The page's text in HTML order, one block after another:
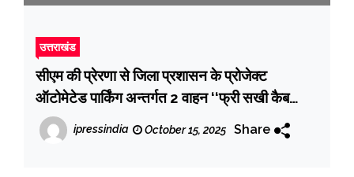
उत्तराखंड
सीएम की प्रेरणा से जिला प्रशासन के प्रोजेक्ट
ऑटोमेटेड पार्किंग अन्तर्गत 2 वाहन ‘‘फ्री सखी कैब
सुविधा’’ जनमानस को समर्पित; 06 अतरिक्त सखी ईवी
वाहन जल्द; आरएफपी भी हुई अपलोड
ipressindia October 15, 2025 Share